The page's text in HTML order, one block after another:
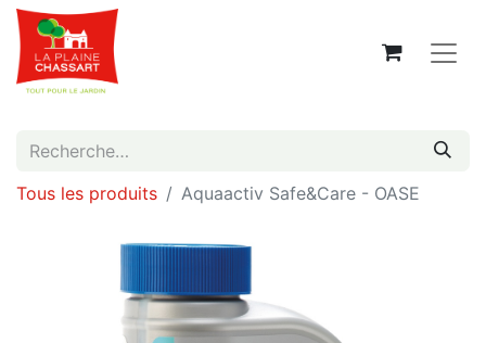
Tous les produits Aquaactiv Safe&Care - OASE